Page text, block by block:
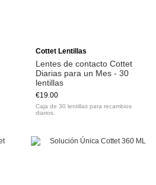
Cottet Lentillas
Lentes de contacto Cottet
Diarias para un Mes - 30
lentillas
€19.00
Caja de 30 lentillas para recambios
diarios.